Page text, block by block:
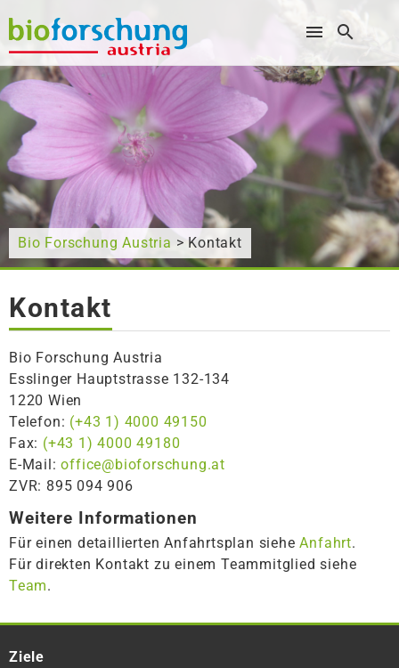
Wonach suchen Sie?
Bio Forschung Austria > Kontakt
Kontakt
Bio Forschung Austria
Esslinger Hauptstrasse 132-134
1220 Wien
Telefon: (+43 1) 4000 49150
Fax: (+43 1) 4000 49180
E-Mail:office@bioforschung.at
ZVR: 895 094 906
Weitere Informationen
Für einen detaillierten Anfahrtsplan sieheAnfahrt.
Für direkten Kontakt zu einem Teammitglied siehe
Team.
Ziele